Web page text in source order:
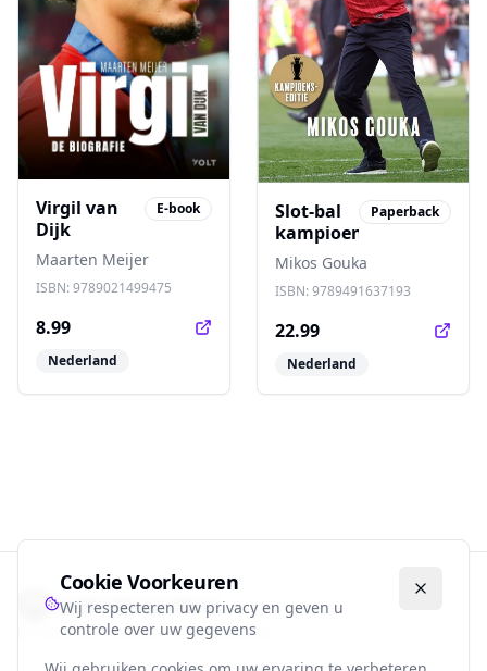
Cookie Voorkeuren
Wij respecteren uw privacy en geven u
controle over uw gegevens
Virgil van
Dijk
E-book
Maarten Meijer
ISBN:9789021499475
8.99
Nederland
Slot-bal
kampioenseditie
Paperback
Mikos Gouka
ISBN:9789491637193
22.99
Nederland
Voetbalbiografie.nl
2026Alle rechten voorbehouden.